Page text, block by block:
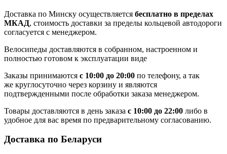
Доставка по Минску осуществляется бесплатно в пределах
МКАД, стоимость доставки за пределы кольцевой автодороги
согласуется с менеджером.
Велосипеды доставляются в собранном, настроенном и
полностью готовом к эксплуатации виде
Заказы принимаются с 10:00 до 20:00 по телефону, а так
же круглосуточно через корзину и являются
подтвержденными после обработки заказа менеджером.
Товары доставляются в день заказа с 10:00 до 22:00 либо в
удобное для вас время по предварительному согласованию.
Доставка по Беларуси